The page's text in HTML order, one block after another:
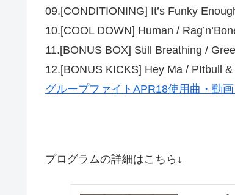
09.[CONDITIONING] It’s Funky
10.[COOL DOWN] Human /
11.[BONUS BOX] Still Breathing /
12.[BONUS KICKS] Hey Ma / PItbull
グループファイトAPR18使用曲・動
プログラムの詳細はこちら↓